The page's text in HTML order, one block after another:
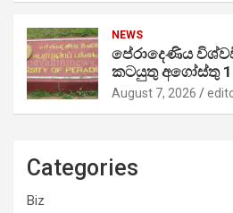
NEWS
පේරාදෙණිය
කටයුතු අගෝස්තු
August 7, 2026
Categories
Biz